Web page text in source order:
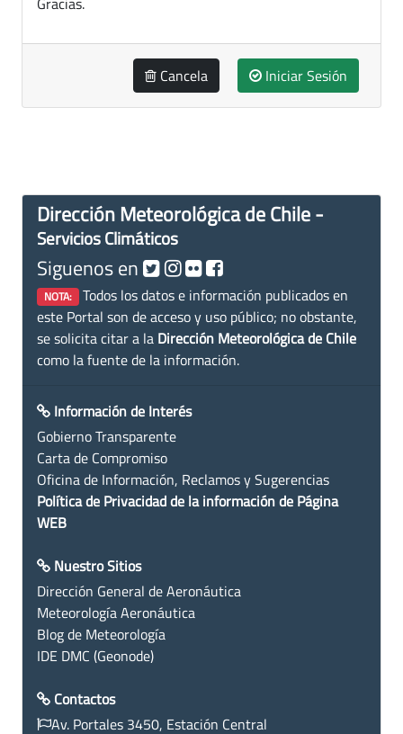
Cancela Iniciar Sesión
Dirección Meteorológica de Chile -
Servicios Climáticos
Siguenos en
NOTA: Todos los datos e información publicados en
este Portal son de acceso y uso público; no obstante,
se solicita citar a la Dirección Meteorológica de Chile
como la fuente de la información.
Información de Interés
Gobierno Transparente
Carta de Compromiso
Oficina de Información, Reclamos y Sugerencias
Política de Privacidad de la información de Página
WEB
Nuestro Sitios
Dirección General de Aeronáutica
Meteorología Aeronáutica
Blog de Meteorología
IDE DMC (Geonode)
Contactos
Av. Portales 3450, Estación Central